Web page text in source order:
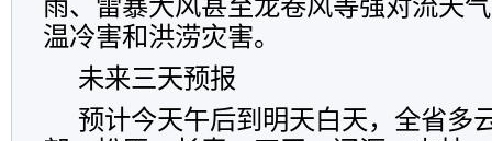
雨、雷暴大风甚至龙卷风等强对流天
温冷害和洪涝灾害。
未来三天预报
预计今天午后到明天白天，全省多